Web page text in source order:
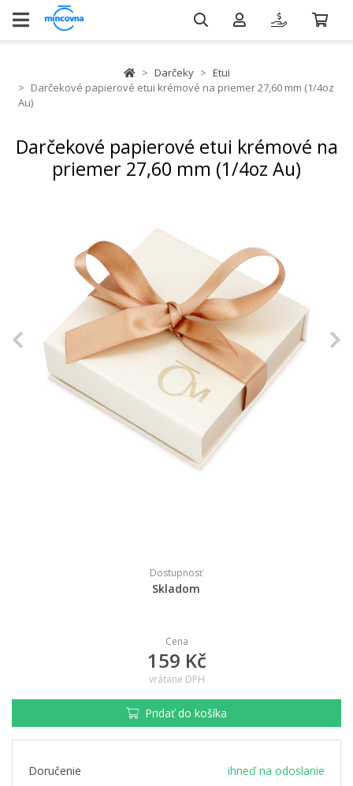
Darčeky
Etui
Darčekové papierové etui krémové na priemer 27,60 mm (1/4oz
Au)
Darčekové papierové etui krémové na
priemer 27,60 mm (1/4oz Au)
Previous
Dostupnosť
Skladom
Cena
159 Kč
vrátane DPH
Pridať do košíka
Doručenie
ihneď na odoslanie